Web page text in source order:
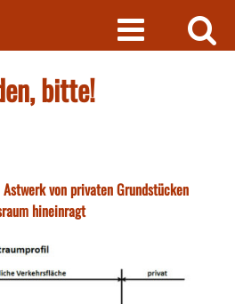
bitte!
von privaten Grundstücken
hineinragt